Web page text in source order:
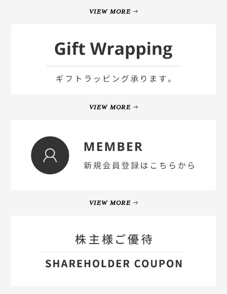
VIEW MORE
VIEW MORE
VIEW MORE